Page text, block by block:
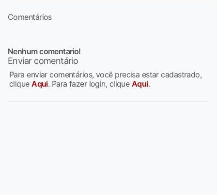
Comentários
Nenhum comentario!
Enviar comentário
Para enviar comentários, você precisa estar cadastrado,
cliqueAqui. Para fazer login, clique Aqui.